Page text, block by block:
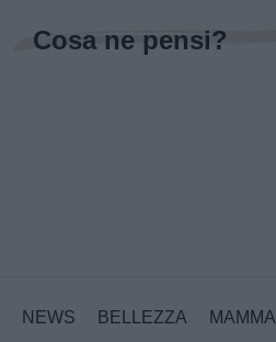
Cosa ne pensi?
NEWS BELLEZZA MAMMA